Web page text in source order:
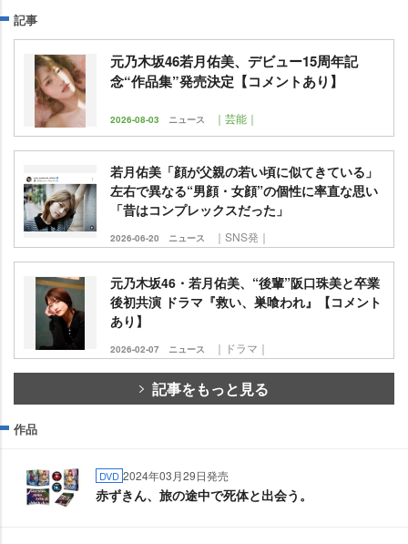
記事
元乃木坂46若月佑美、デビュー15周年記
念“作品集”発売決定【コメントあり】
2026-08-03 ニュース ｜芸能｜
若月佑美「顔が父親の若い頃に似てきている」
左右で異なる“男顔・女顔”の個性に率直な思い
「昔はコンプレックスだった」
2026-06-20 ニュース ｜SNS発｜
元乃木坂46・若月佑美、“後輩”阪口珠美と卒業
後初共演 ドラマ『救い、巣喰われ』【コメント
あり】
2026-02-07 ニュース ｜ドラマ｜
記事をもっと見る
作品
DVD 2024年03月29日発売
赤ずきん、旅の途中で死体と出会う。